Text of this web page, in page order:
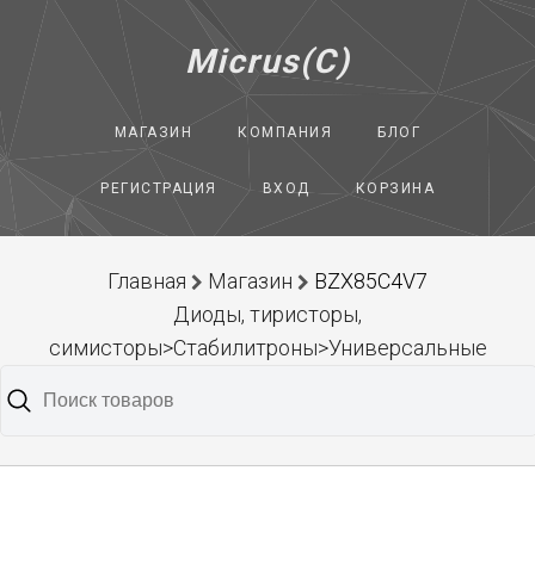
Micrus(C)
МАГАЗИН КОМПАНИЯ БЛОГ
РЕГИСТРАЦИЯ ВХОД КОРЗИНА
Главная Магазин
BZX85C4V7
Диоды, тиристоры,
симисторы>Стабилитроны>Универсальные